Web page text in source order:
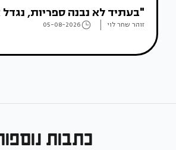
"בעתיד לא נבנה ספריות, נגדל
זוהר שחר לוי 05-08-2026
כתבות